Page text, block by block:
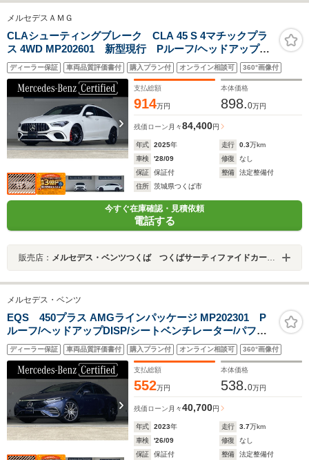
メルセデスＡＭＧ
CLAシューティングブレーク CLA 45 S 4マチックプラ
ス 4WD MP202601 新型現行 Pルーフ/ヘッドアップ
DISP/AMGパフォーマンスシート/シートベンチレータ
ー/Burmesterサラウンド/19インチAMGアルミ
ディーラー保証 車両品質評価書付 購入プラン付 オンライン相談可 360°画像付
支払総額
914万円
本体価格
898.0万円
残価ローン 月々84,400円
年式 2025年 走行 0.3万km
車検
'28/09 修復
なし
保証
保証付 整備
法定整備付
住所
茨城県つくば市
今すぐ在庫確認・見積依頼
電話する
販売店： メルセデス・ベンツつくば つくばサーティファイドカーセンター
メルセデス・ベンツ
EQS 450プラス AMGラインパッケージ MP202301 P
ルーフ/ヘッドアップDISP/シートベンチレーター/パフュ
ーム/Burmesterサラウンド/リアベルトバッグ/AMGトラ
ンクリッドスポイラーリップ
ディーラー保証 車両品質評価書付 購入プラン付 オンライン相談可 360°画像付
支払総額
552万円
本体価格
538.0万円
残価ローン 月々40,700円
年式 2023年 走行 3.7万km
車検
'26/09 修復
なし
保証
保証付 整備
法定整備付